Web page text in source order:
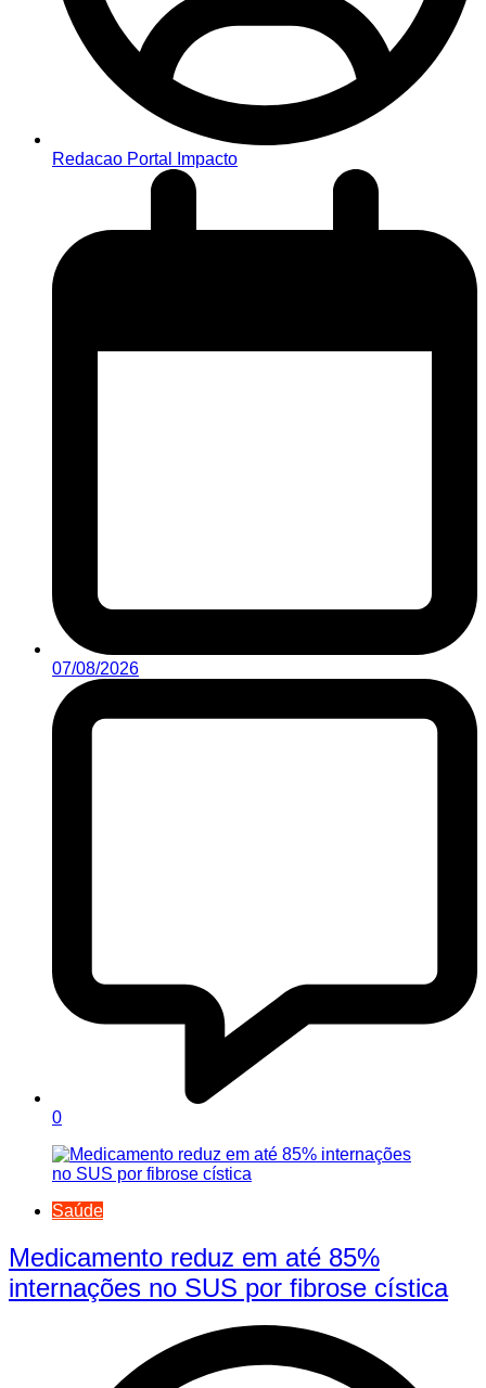
Redacao Portal Impacto
07/08/2026
0
Saúde
Medicamento reduz em até 85%
internações no SUS por fibrose cística